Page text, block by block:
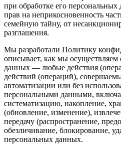
при обработке его
прав на неприкосновенность
семейную тайну, от
разглашения.
Мы разработали Политику
описывает, как мы осуществляем
данных — любые действия
действий (операций),
автоматизации или без
персональными данными,
систематизацию, накопление,
(обновление, изменение),
передачу (распространение,
обезличивание, блокирование,
персональных данных.